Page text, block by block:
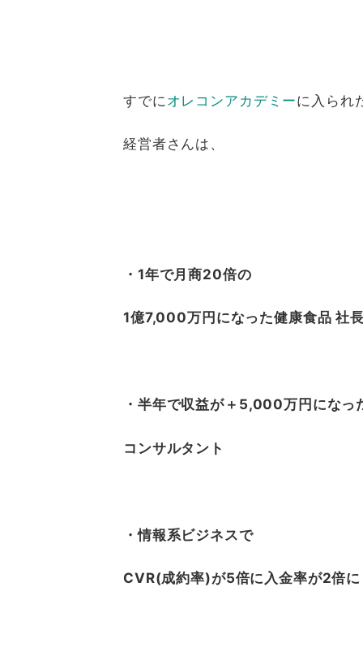
すでに オレコンアカデミーに入られ
経営者さんは、
・1年で月商20倍の
1億7,000万円になった健康食品 社
・半年で収益が＋5,000万円になっ
コンサルタント
・情報系ビジネスで
CVR(成約率)が5倍に入金率が2倍に